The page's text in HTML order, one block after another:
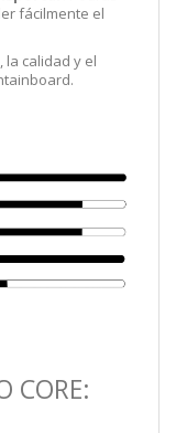
fácilmente el
la calidad y el
CORE: